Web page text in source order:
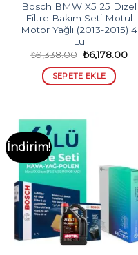
Bosch BMW X5 25 Dizel
Filtre Bakım Seti Motul
Motor Yağlı (2013-2015) 4
Lü
₺9,338.00 Orijinal
fiyat:
₺9,338.00.
₺6,178.00Şu
SEPETE EKLE
İndirim!